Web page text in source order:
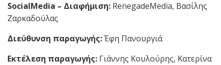
SocialMedia – Διαφήμιση: RenegadeMedia, Βασίλης
Ζαρκαδούλας
Διεύθυνση παραγωγής:Έφη Πανουργιά
Εκτέλεση παραγωγής: Γιάννης Κουλούρης, Κατερίνα